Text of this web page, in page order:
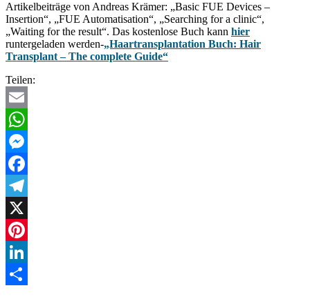
Artikelbeiträge von Andreas Krämer: „Basic FUE Devices –
Insertion“, „FUE Automatisation“, „Searching for a clinic“,
„Waiting for the result“. Das kostenlose Buch kann hier
runtergeladen werden-„Haartransplantation Buch: Hair
Transplant – The complete Guide“
Teilen:
Email
WhatsApp
Messenger
Facebook
Telegram
X
Pinterest
LinkedIn